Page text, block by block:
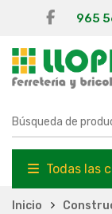
965
Todas las
Inicio